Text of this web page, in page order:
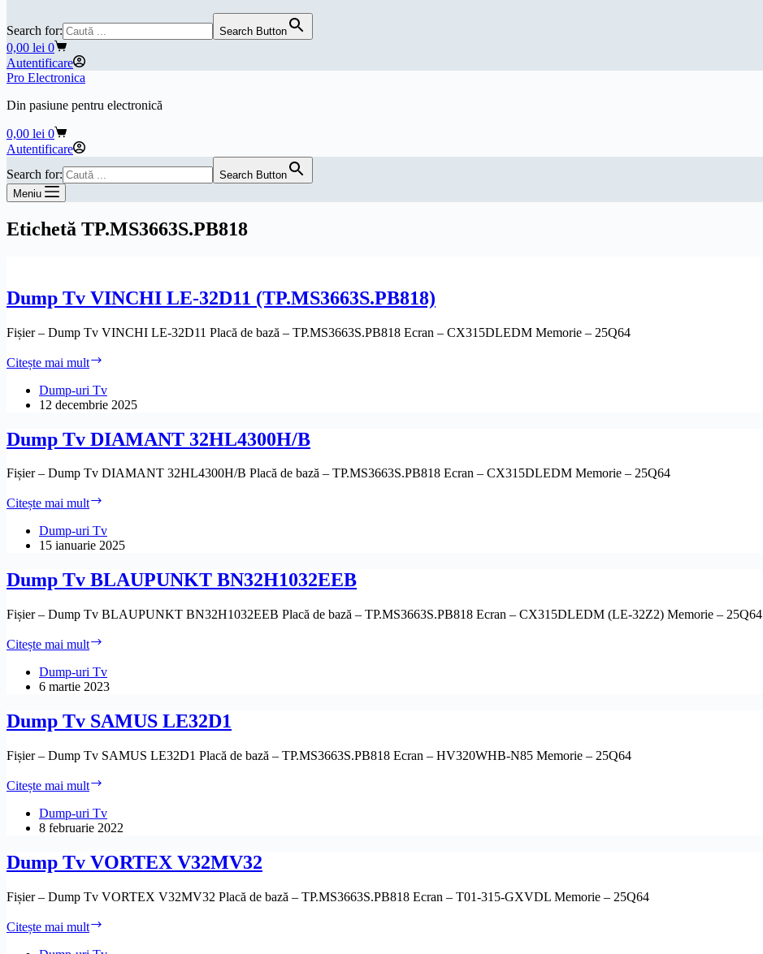
Search for: Search Button
Coș
de
cumpărături
0,00 lei 0
Autentificare
Pro Electronica
Din pasiune pentru electronică
Coș
de
cumpărături
0,00 lei 0
Autentificare
Search for:
Search Button
Meniu
Etichetă TP.MS3663S.PB818
Dump Tv VINCHI LE-32D11 (TP.MS3663S.PB818)
Fișier – Dump Tv VINCHI LE-32D11 Placă de bază – TP.MS3663S.PB818 Ecran – CX315DLEDM Memorie – 25Q64
Citește mai mult
VINCHI
LE-
(TP.MS3663S.PB818)
Dump-uri Tv
12 decembrie 2025
Dump Tv DIAMANT 32HL4300H/B
Fișier – Dump Tv DIAMANT 32HL4300H/B Placă de bază – TP.MS3663S.PB818 Ecran – CX315DLEDM Memorie – 25Q64
Citește mai mult
DIAMANT
32HL4300H/B
Dump-uri Tv
15 ianuarie 2025
Dump Tv BLAUPUNKT BN32H1032EEB
Fișier – Dump Tv BLAUPUNKT BN32H1032EEB Placă de bază – TP.MS3663S.PB818 Ecran – CX315DLEDM (LE-32Z2) Memorie – 25Q64
Citește mai mult
BLAUPUNKT
BN32H1032EEB
Dump-uri Tv
6 martie 2023
Dump Tv SAMUS LE32D1
Fișier – Dump Tv SAMUS LE32D1 Placă de bază – TP.MS3663S.PB818 Ecran – HV320WHB-N85 Memorie – 25Q64
Citește mai mult
SAMUS
LE32D1
Dump-uri Tv
8 februarie 2022
Dump Tv VORTEX V32MV32
Fișier – Dump Tv VORTEX V32MV32 Placă de bază – TP.MS3663S.PB818 Ecran – T01-315-GXVDL Memorie – 25Q64
Citește mai mult